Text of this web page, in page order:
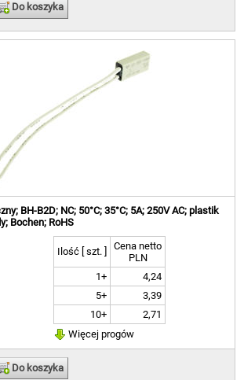
Do koszyka
BH-B2D; NC; 50°C; 35°C; 5A; 250V AC; plastik
Bochen; RoHS
Ilość [ szt. ]
Cena netto
PLN
1+
4,24
5+
3,39
10+
2,71
Więcej progów
Do koszyka